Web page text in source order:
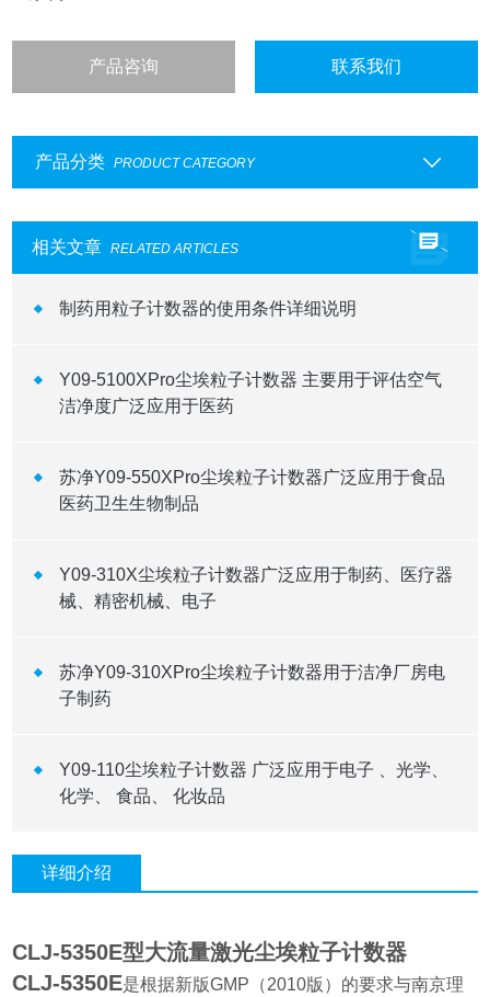
产品咨询 联系我们
产品分类 PRODUCT CATEGORY
相关文章 RELATED ARTICLES
制药用粒子计数器的使用条件详细说明
Y09-5100XPro尘埃粒子计数器 主要用于评估空气
洁净度广泛应用于医药
苏净Y09-550XPro尘埃粒子计数器广泛应用于食品
医药卫生生物制品
Y09-310X尘埃粒子计数器广泛应用于制药、医疗器
械、精密机械、电子
苏净Y09-310XPro尘埃粒子计数器用于洁净厂房电
子制药
Y09-110尘埃粒子计数器 广泛应用于电子 、光学、
化学、 食品、 化妆品
详细介绍
CLJ-5350E型大流量激光尘埃粒子计数器
CLJ-5350E是根据新版GMP（2010版）的要求与南京理